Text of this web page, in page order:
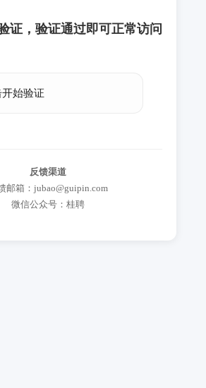
证，验证通过即可正常访问
反馈渠道
邮箱：jubao@guipin.com
微信公众号：桂聘